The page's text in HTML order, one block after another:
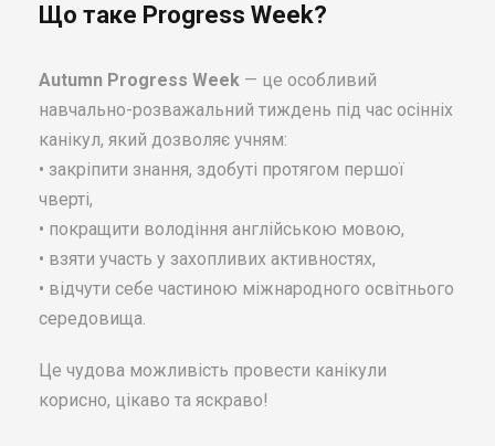
Що таке Progress Week?
Autumn Progress Week — це особливий
навчально-розважальний тиждень під час осінніх
канікул, який дозволяє учням:
• закріпити знання, здобуті протягом першої
чверті,
• покращити володіння англійською мовою,
• взяти участь у захопливих активностях,
• відчути себе частиною міжнародного освітнього
середовища.
Це чудова можливість провести канікули
корисно, цікаво та яскраво!